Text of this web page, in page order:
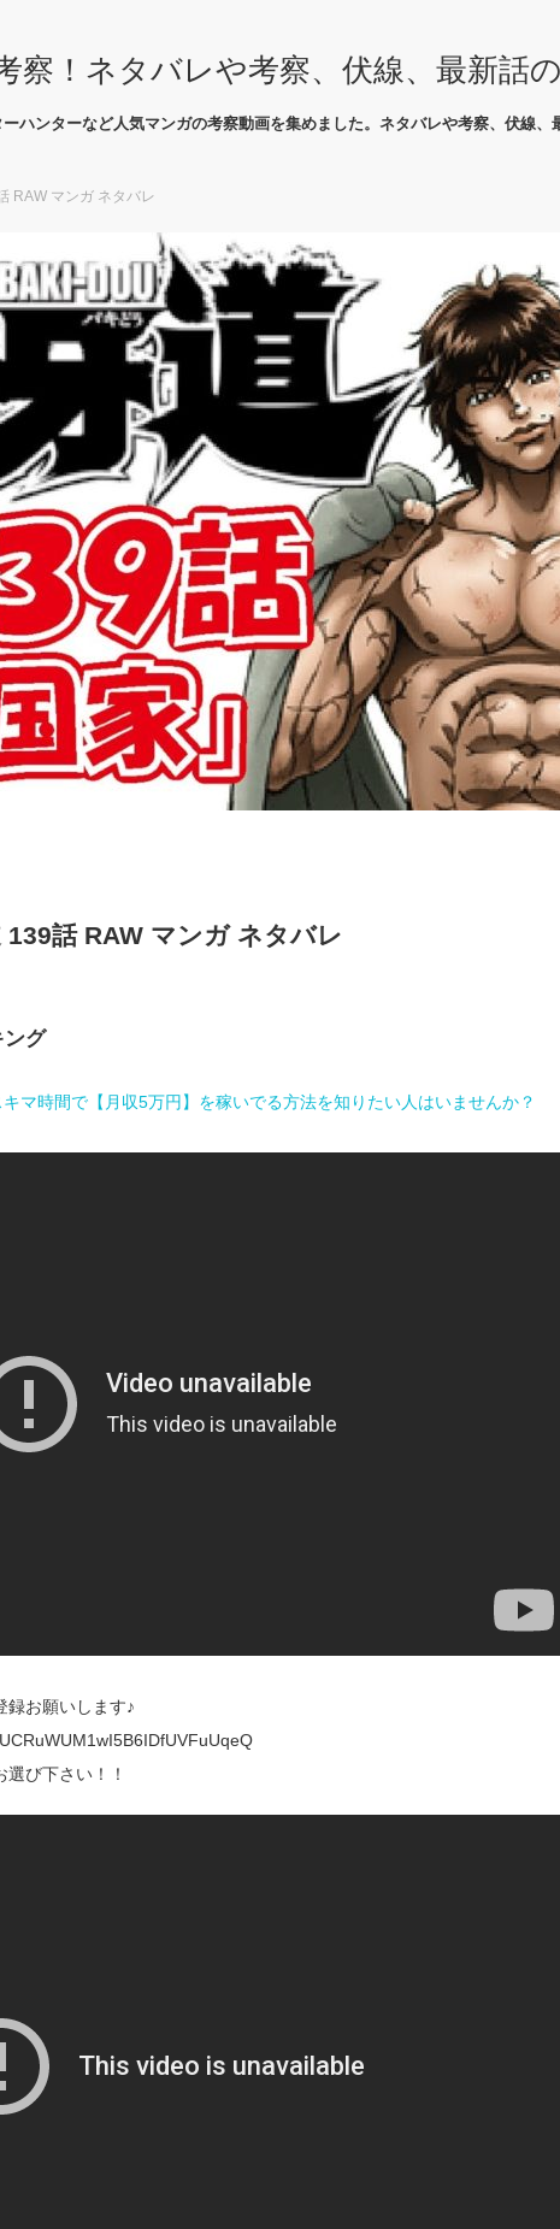
察！ネタバレや考察、伏線、最新話
ハンターなど人気マンガの考察動画を集めました。ネタバレや考察、伏線、
RAW マンガ ネタバレ
139話 RAW マンガ ネタバレ
グ
マ時間で【月収5万円】を稼いでる方法を知りたい人はいませんか？
録お願いします♪
選び下さい！！